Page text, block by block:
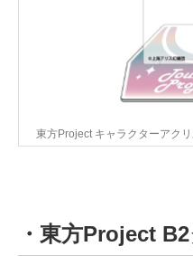
東方Project キャラクターアク
・東方Project